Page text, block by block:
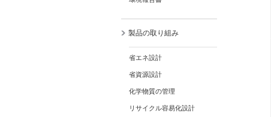
製品の取り組み
省エネ設計
省資源設計
化学物質の管理
リサイクル容易化設計